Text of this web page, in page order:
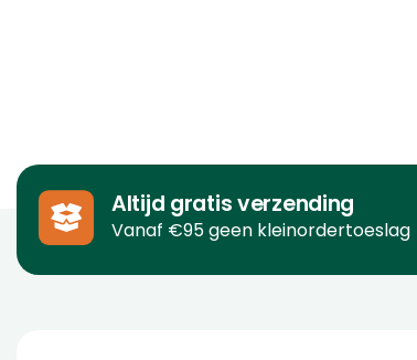
Altijd gratis verzending
Vanaf €95 geen kleinordertoeslag